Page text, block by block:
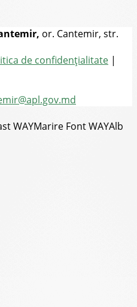
or. Cantemir, str.
de confidențialitate |
WAYMarire Font WAYAlb